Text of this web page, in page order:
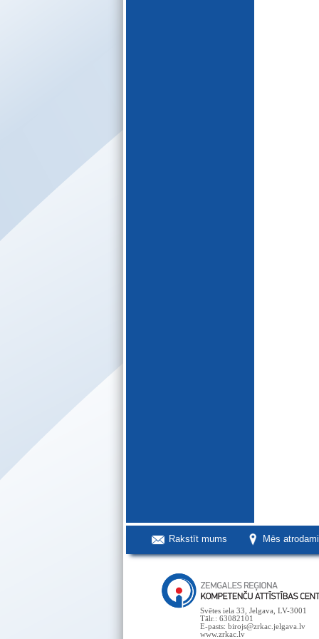
Rakstīt mums Mēs
Svētes iela 33, Jelgava, LV-3001
Tālr.: 63082101
E-pasts: birojs@zrkac.jelgava.lv
www.zrkac.lv